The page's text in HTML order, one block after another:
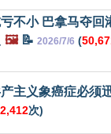
不小 巴拿马夺回
🖼️📝 2026/7/6 (
主义象癌症必须
次)